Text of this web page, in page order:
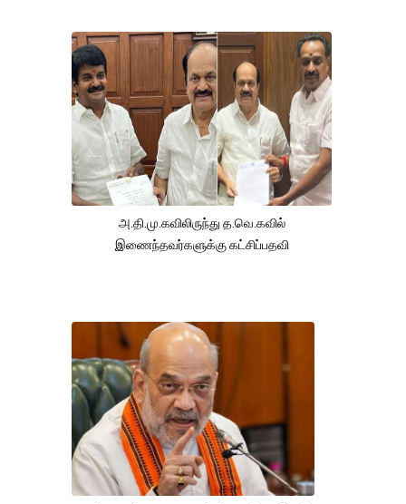
அ.தி.மு.கவிலிருந்து த.வெ.கவில்
இணைந்தவர்களுக்கு கட்சிப்பதவி